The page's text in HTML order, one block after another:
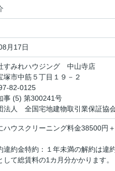
月17日
すみれハウジング 中山寺店
塚市中筋５丁目１９－２
82-0125
事 (5) 第300241号
法人 全国宅地建物取引業保証協
ハウスクリーニング料金38500円
違約金特約：１年未満の解約は違
して総賃料の1カ月分かかります。